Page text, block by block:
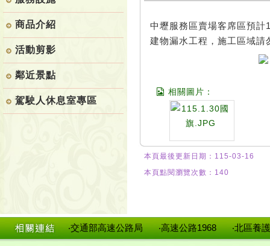
商品介紹
活動剪影
鄰近景點
駕駛人休息室專區
中壢服務區賣場客席區預
建物漏水工程，施工區域
相關圖片：
本頁最後更新日期：115-03-16
本頁點閱瀏覽次數：140
‧交通部高速公路局 ‧高速公路1968 ‧北區養